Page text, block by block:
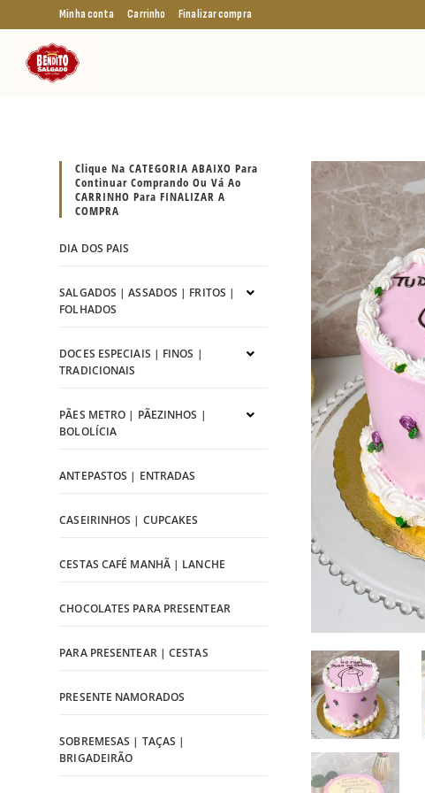
Minha conta Carrinho Finalizar compra
Clique Na CATEGORIA ABAIXO Para
Continuar Comprando Ou Vá Ao
CARRINHO Para FINALIZAR A
COMPRA
DIA DOS PAIS
SALGADOS | ASSADOS | FRITOS |
FOLHADOS
DOCES ESPECIAIS | FINOS |
TRADICIONAIS
PÃES METRO | PÃEZINHOS |
BOLOLÍCIA
ANTEPASTOS | ENTRADAS
CASEIRINHOS | CUPCAKES
CESTAS CAFÉ MANHÃ | LANCHE
CHOCOLATES PARA PRESENTEAR
PARA PRESENTEAR | CESTAS
PRESENTE NAMORADOS
SOBREMESAS | TAÇAS |
BRIGADEIRÃO